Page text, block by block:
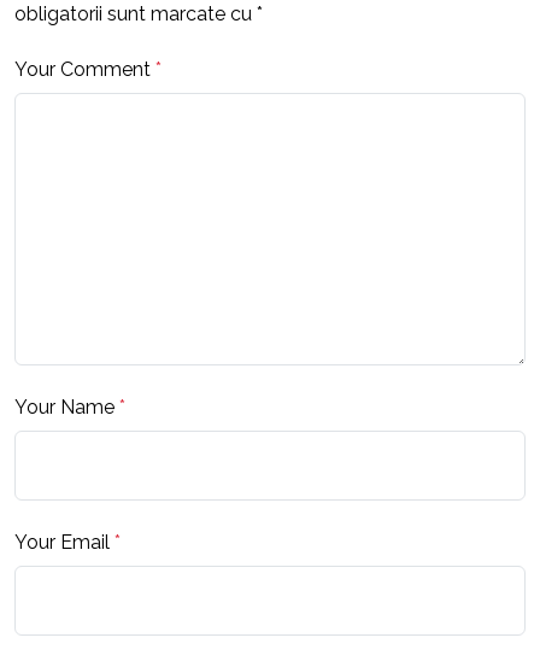
obligatorii sunt marcate cu *
Your Comment *
Your Name *
Your Email *